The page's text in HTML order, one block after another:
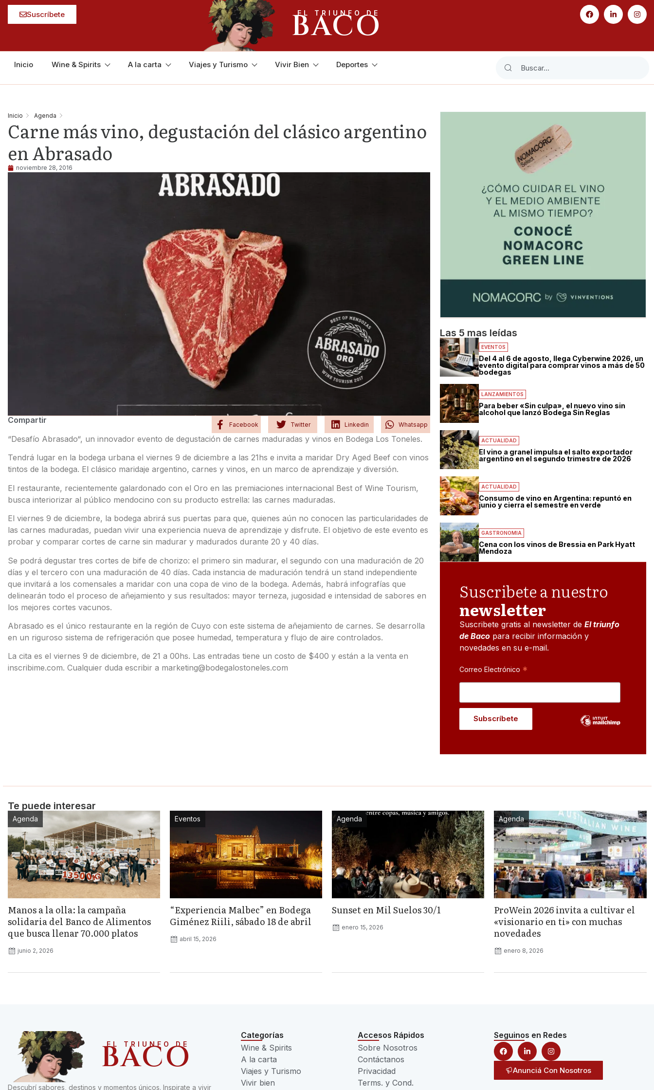
Suscríbete EL TRIUNFO DE
BACO
Inicio Wine & Spirits A la carta Viajes y Turismo Vivir Bien Deportes
Inicio Agenda
Carne más vino, degustación del clásico argentino
en Abrasado
noviembre 28, 2016
Compartir Facebook Twitter Linkedin Whatsapp
“Desafío Abrasado“, un innovador evento de degustación de carnes maduradas y vinos en Bodega Los Toneles.
Tendrá lugar en la bodega urbana el viernes 9 de diciembre a las 21hs e invita a maridar Dry Aged Beef con vinos
tintos de la bodega. El clásico maridaje argentino, carnes y vinos, en un marco de aprendizaje y diversión.
El restaurante, recientemente galardonado con el Oro en las premiaciones internacional Best of Wine Tourism,
busca interiorizar al público mendocino con su producto estrella: las carnes maduradas.
El viernes 9 de diciembre, la bodega abrirá sus puertas para que, quienes aún no conocen las particularidades de
las carnes maduradas, puedan vivir una experiencia nueva de aprendizaje y disfrute. El objetivo de este evento es
probar y comparar cortes de carne sin madurar y madurados durante 20 y 40 días.
Se podrá degustar tres cortes de bife de chorizo: el primero sin madurar, el segundo con una maduración de 20
días y el tercero con una maduración de 40 días. Cada instancia de maduración tendrá un stand independiente
que invitará a los comensales a maridar con una copa de vino de la bodega. Además, habrá infografías que
delinearán todo el proceso de añejamiento y sus resultados: mayor terneza, jugosidad e intensidad de sabores en
los mejores cortes vacunos.
Abrasado es el único restaurante en la región de Cuyo con este sistema de añejamiento de carnes. Se desarrolla
en un riguroso sistema de refrigeración que posee humedad, temperatura y flujo de aire controlados.
La cita es el viernes 9 de diciembre, de 21 a 00hs. Las entradas tiene un costo de $400 y están a la venta en
inscribime.com. Cualquier duda escribir a marketing@bodegalostoneles.com
Las 5 mas leídas
EVENTOS
Del 4 al 6 de agosto, llega Cyberwine 2026, un
evento digital para comprar vinos a más de 50
bodegas
LANZAMIENTOS
Para beber «Sin culpa», el nuevo vino sin
alcohol que lanzó Bodega Sin Reglas
ACTUALIDAD
El vino a granel impulsa el salto exportador
argentino en el segundo trimestre de 2026
ACTUALIDAD
Consumo de vino en Argentina: repuntó en
junio y cierra el semestre en verde
GASTRONOMIA
Cena con los vinos de Bressia en Park Hyatt
Mendoza
Suscribete a nuestro
newsletter
Suscribete gratis al newsletter deEl triunfo
de Baco para recibir información y
novedades en su e-mail.
Correo Electrónico *
Te puede interesar
Agenda
Manos a la olla: la campaña
solidaria del Banco de Alimentos
que busca llenar 70.000 platos
junio 2, 2026
Eventos
“Experiencia Malbec” en Bodega
Giménez Riili, sábado 18 de abril
abril 15, 2026
Agenda
Sunset en Mil Suelos 30/1
enero 15, 2026
Agenda
ProWein 2026 invita a cultivar el
«visionario en ti» con muchas
novedades
enero 8, 2026
EL TRIUNFO DE
BACO
Descubrí sabores, destinos y momentos únicos. Inspirate a vivir
Categorías
Wine & Spirits
A la carta
Viajes y Turismo
Vivir bien
Accesos Rápidos
Sobre Nosotros
Contáctanos
Privacidad
Terms. y Cond.
Seguinos en Redes
Anunciá Con Nosotros